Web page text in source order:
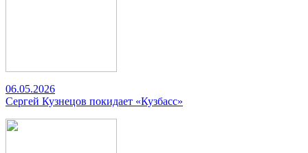
06.05.2026
Сергей Кузнецов покидает «Кузбасс»